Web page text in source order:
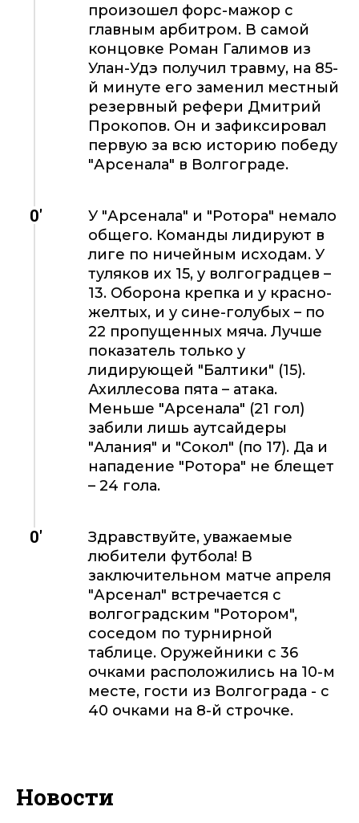
произошел форс-мажор с
главным арбитром. В самой
концовке Роман Галимов из
Улан-Удэ получил травму, на 85-
й минуте его заменил местный
резервный рефери Дмитрий
Прокопов. Он и зафиксировал
первую за всю историю победу
"Арсенала" в Волгограде.
0'
У "Арсенала" и "Ротора" немало
общего. Команды лидируют в
лиге по ничейным исходам. У
туляков их 15, у волгоградцев –
13. Оборона крепка и у красно-
желтых, и у сине-голубых – по
22 пропущенных мяча. Лучше
показатель только у
лидирующей "Балтики" (15).
Ахиллесова пята – атака.
Меньше "Арсенала" (21 гол)
забили лишь аутсайдеры
"Алания" и "Сокол" (по 17). Да и
нападение "Ротора" не блещет
– 24 гола.
0'
Здравствуйте, уважаемые
любители футбола! В
заключительном матче апреля
"Арсенал" встречается с
волгоградским "Ротором",
соседом по турнирной
таблице. Оружейники с 36
очками расположились на 10-м
месте, гости из Волгограда - с
40 очками на 8-й строчке.
Новости